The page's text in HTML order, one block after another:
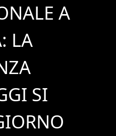
A
LA
SI